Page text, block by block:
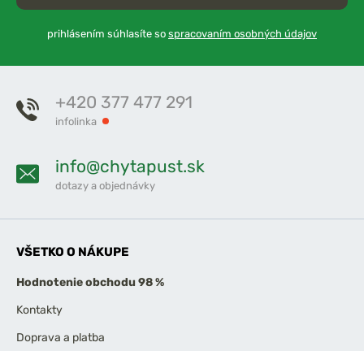
prihlásením súhlasíte so spracovaním osobných údajov
+420 377 477 291
infolinka
info@chytapust.sk
dotazy a objednávky
VŠETKO O NÁKUPE
Hodnotenie obchodu 98 %
Kontakty
Doprava a platba